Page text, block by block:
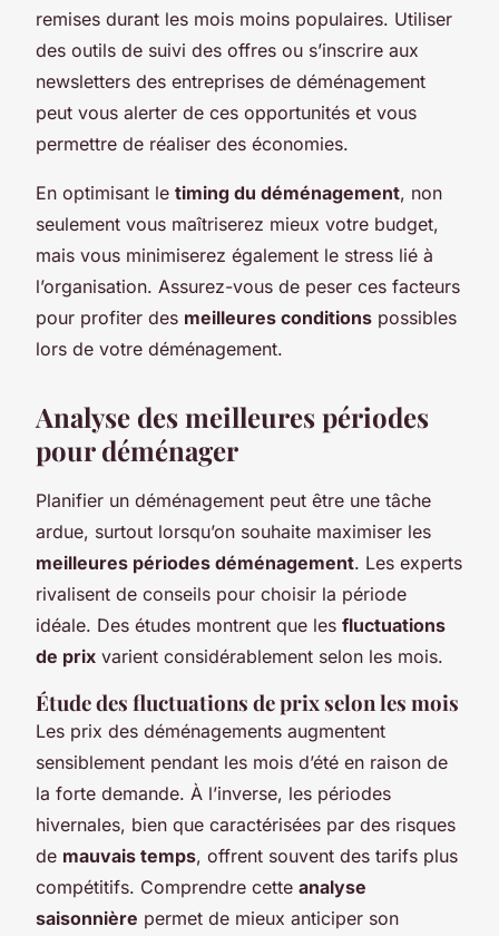
remises durant les mois moins populaires. Utiliser
des outils de suivi des offres ou s’inscrire aux
newsletters des entreprises de déménagement
peut vous alerter de ces opportunités et vous
permettre de réaliser des économies.
En optimisant le timing du déménagement, non
seulement vous maîtriserez mieux votre budget,
mais vous minimiserez également le stress lié à
l’organisation. Assurez-vous de peser ces facteurs
pour profiter des meilleures conditions possibles
lors de votre déménagement.
Analyse des meilleures périodes
pour déménager
Planifier un déménagement peut être une tâche
ardue, surtout lorsqu’on souhaite maximiser les
meilleures périodes déménagement. Les experts
rivalisent de conseils pour choisir la période
idéale. Des études montrent que les fluctuations
de prix varient considérablement selon les mois.
Étude des fluctuations de prix selon les mois
Les prix des déménagements augmentent
sensiblement pendant les mois d’été en raison de
la forte demande. À l’inverse, les périodes
hivernales, bien que caractérisées par des risques
de mauvais temps, offrent souvent des tarifs plus
compétitifs. Comprendre cette analyse
saisonnière permet de mieux anticiper son